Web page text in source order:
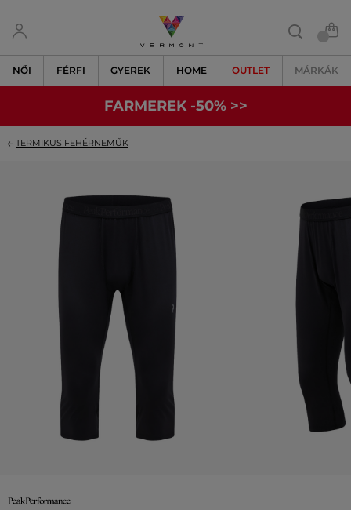
NŐI FÉRFI GYEREK HOME OUTLET MÁRKÁK
FARMEREK -50% >>
TERMIKUS FEHÉRNEMŰK